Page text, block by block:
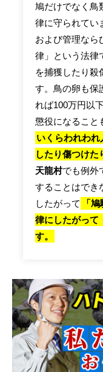
鳩だけでなく鳥
律に守られてい
および管理なら
律」という法律
を捕獲したり殺
す。鳥の卵も保
れば100万円以
懲役になること
いくらわれわ
したり傷つけた
天龍村でも例外
することはでき
したがって
「
律にしたがって
す。